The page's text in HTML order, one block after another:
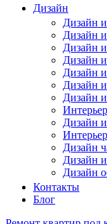
Дизайн
Дизайн
Дизайн
Дизайн
Дизайн
Дизайн
Дизайн
Дизайн
Дизайн
Дизайн
Дизайн
Дизайн
Контакты
Блог